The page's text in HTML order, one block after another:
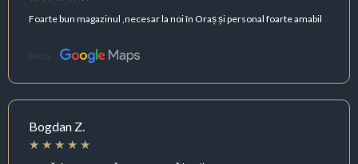
Foarte bun magazinul ,necesar la noi în Oraș și personal foarte amabil
Sursă:
Bogdan Z.